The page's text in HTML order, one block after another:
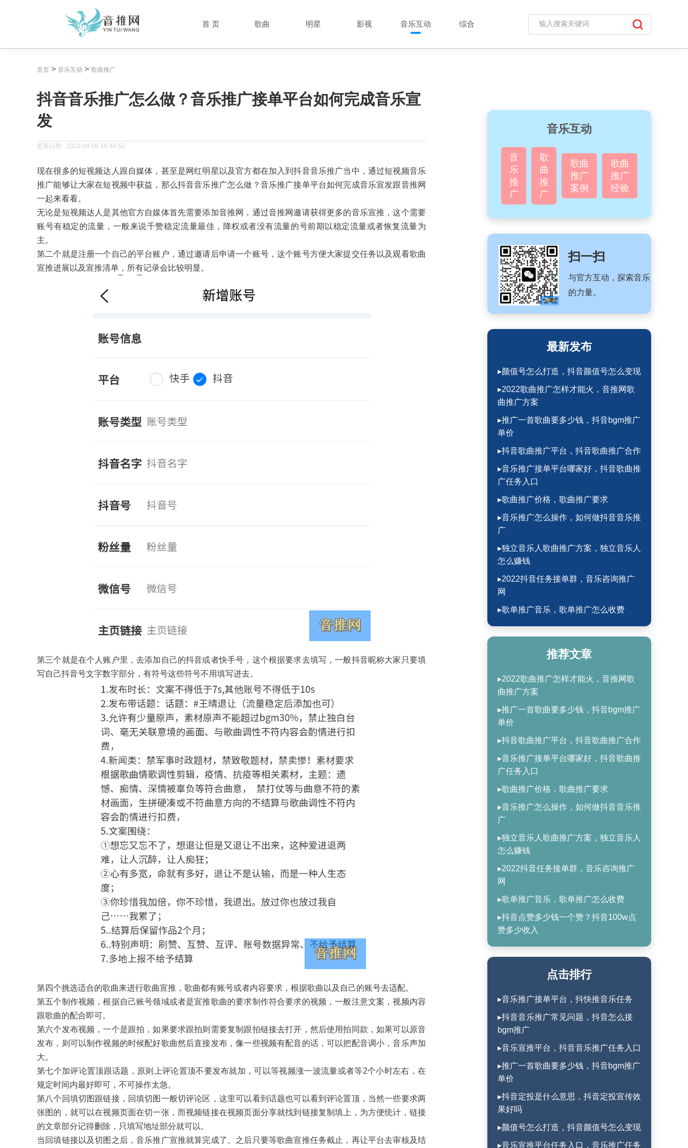
首 页 歌曲 明星 影视 音乐互动 综合
首页 > 音乐互动 > 歌曲推广
抖音音乐推广怎么做？音乐推广接单平台如何完成音乐宣
发
更新日期: 2022-04-06 16:46:52
现在很多的短视频达人跟自媒体，甚至是网红明星以及官方都在加入到抖音音乐推广当中，通过短视频音乐
推广能够让大家在短视频中获益，那么抖音音乐推广怎么做？音乐推广接单平台如何完成音乐宣发跟音推网
一起来看看。
无论是短视频达人是其他官方自媒体首先需要添加音推网，通过音推网邀请获得更多的音乐宣推，这个需要
账号有稳定的流量，一般来说千赞稳定流量最佳，降权或者没有流量的号前期以稳定流量或者恢复流量为
主。
第二个就是注册一个自己的平台账户，通过邀请后申请一个账号，这个账号方便大家提交任务以及观看歌曲
宣推进展以及宣推清单，所有记录会比较明显。
第三个就是在个人账户里，去添加自己的抖音或者快手号，这个根据要求去填写，一般抖音昵称大家只要填
写自己抖音号文字数字部分，有符号这些符号不用填写进去。
第四个挑选适合的歌曲来进行歌曲宣推，歌曲都有账号或者内容要求，根据歌曲以及自己的账号去适配。
第五个制作视频，根据自己账号领域或者是宣推歌曲的要求制作符合要求的视频，一般注意文案，视频内容
跟歌曲的配合即可。
第六个发布视频，一个是跟拍，如果要求跟拍则需要复制跟拍链接去打开，然后使用拍同款，如果可以原音
发布，则可以制作视频的时候配好歌曲然后直接发布，像一些视频有配音的话，可以把配音调小，音乐声加
大。
第七个加评论置顶跟话题，原则上评论置顶不要发布就加，可以等视频涨一波流量或者等2个小时左右，在
规定时间内最好即可，不可操作太急。
第八个回填切图跟链接，回填切图一般切评论区，这里可以看到话题也可以看到评论置顶，当然一些要求两
张图的，就可以在视频页面在切一张，而视频链接在视频页面分享就找到链接复制填上，为方便统计，链接
的文章部分记得删除，只填写地址部分就可以。
当回填链接以及切图之后，音乐推广宣推就算完成了。之后只要等歌曲宣推任务截止，再让平台去审核及结
音乐互动
音
乐
推
广
歌
曲
推
广
歌曲
推广
案例
歌曲
推广
经验
扫一扫
与官方互动，探索音乐
的力量。
最新发布
▸颜值号怎么打造，抖音颜值号怎么变现
▸2022歌曲推广怎样才能火，音推网歌
曲推广方案
▸推广一首歌曲要多少钱，抖音bgm推广
单价
▸抖音歌曲推广平台，抖音歌曲推广合作
▸音乐推广接单平台哪家好，抖音歌曲推
广任务入口
▸歌曲推广价格，歌曲推广要求
▸音乐推广怎么操作，如何做抖音音乐推
广
▸独立音乐人歌曲推广方案，独立音乐人
怎么赚钱
▸2022抖音任务接单群，音乐咨询推广
网
▸歌单推广音乐，歌单推广怎么收费
推荐文章
▸2022歌曲推广怎样才能火，音推网歌
曲推广方案
▸推广一首歌曲要多少钱，抖音bgm推广
单价
▸抖音歌曲推广平台，抖音歌曲推广合作
▸音乐推广接单平台哪家好，抖音歌曲推
广任务入口
▸歌曲推广价格，歌曲推广要求
▸音乐推广怎么操作，如何做抖音音乐推
广
▸独立音乐人歌曲推广方案，独立音乐人
怎么赚钱
▸2022抖音任务接单群，音乐咨询推广
网
▸歌单推广音乐，歌单推广怎么收费
▸抖音点赞多少钱一个赞？抖音100w点
赞多少收入
点击排行
▸音乐推广接单平台，抖快推音乐任务
▸抖音音乐推广常见问题，抖音怎么接
bgm推广
▸音乐宣推平台，抖音音乐推广任务入口
▸推广一首歌曲要多少钱，抖音bgm推广
单价
▸抖音定投是什么意思，抖音定投宣传效
果好吗
▸颜值号怎么打造，抖音颜值号怎么变现
▸音乐宣推平台任务入口，音乐推广任务